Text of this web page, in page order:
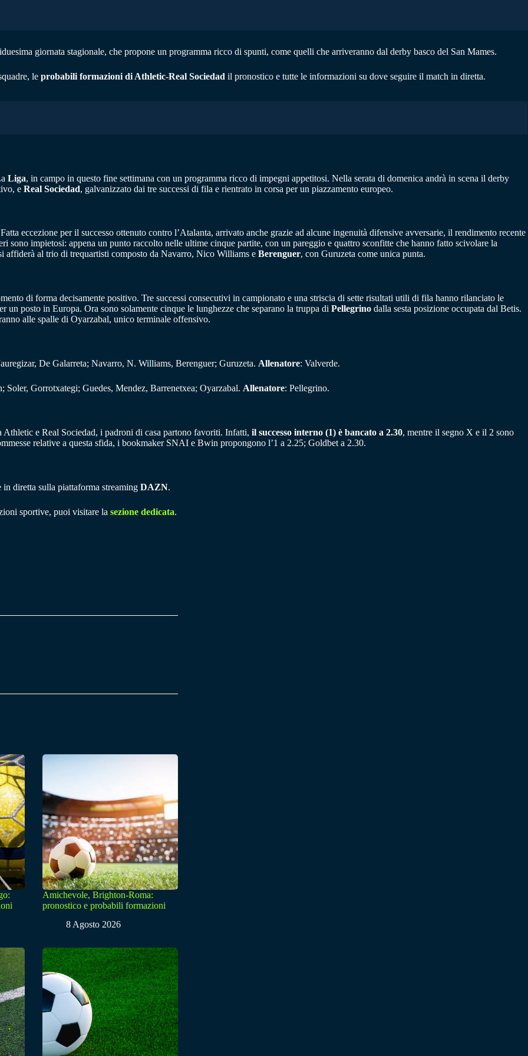
giornata stagionale, che propone un programma ricco di spunti, come quelli che arriveranno dal derby basco del San Mames.
le probabili formazioni di Athletic-Real Sociedad il pronostico e tutte le informazioni su dove seguire il match in diretta.
Liga, in campo in questo fine settimana con un programma ricco di impegni appetitosi. Nella serata di domenica andrà in scena il derby
e Real Sociedad, galvanizzato dai tre successi di fila e rientrato in corsa per un piazzamento europeo.
eccezione per il successo ottenuto contro l’Atalanta, arrivato anche grazie ad alcune ingenuità difensive avversarie, il rendimento recente
sono impietosi: appena un punto raccolto nelle ultime cinque partite, con un pareggio e quattro sconfitte che hanno fatto scivolare la
affiderà al trio di trequartisti composto da Navarro, Nico Williams e Berenguer, con Guruzeta come unica punta.
di forma decisamente positivo. Tre successi consecutivi in campionato e una striscia di sette risultati utili di fila hanno rilanciato le
posto in Europa. Ora sono solamente cinque le lunghezze che separano la truppa di Pellegrino dalla sesta posizione occupata dal Betis.
alle spalle di Oyarzabal, unico terminale offensivo.
De Galarreta; Navarro, N. Williams, Berenguer; Guruzeta. Allenatore: Valverde.
Gorrotxategi; Guedes, Mendez, Barrenetxea; Oyarzabal. Allenatore: Pellegrino.
e Real Sociedad, i padroni di casa partono favoriti. Infatti, il successo interno (1) è bancato a 2.30, mentre il segno X e il 2 sono
relative a questa sfida, i bookmaker SNAI e Bwin propongono l’1 a 2.25; Goldbet a 2.30.
diretta sulla piattaforma streaming DAZN.
sportive, puoi visitare la sezione dedicata.
Amichevole, Brighton-Roma:
pronostico e probabili formazioni
8 Agosto 2026